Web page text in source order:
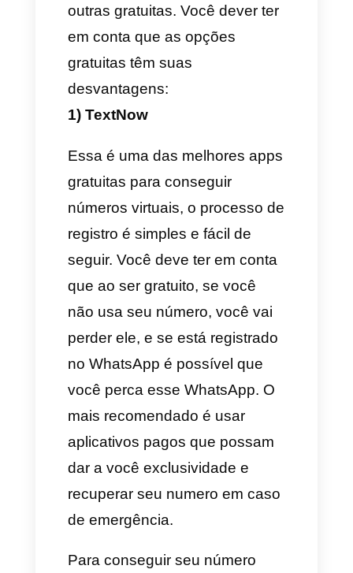
e geralmente não está
associado
com um telefone
celular. Esse serve para
gerenciar múltiplos serviços,
realizar ligações, enviar e
receber mensagens.
disso , é utilizado por empresas
para oferecer atendimento ao
cliente e gerenciar vendas.
Como conseguir um
número virtual?
Para conseguir um número
virtual o processo é realmente
simples, nós temos pesquisado
3 formas de consegui-los e
cada uma oferece usos